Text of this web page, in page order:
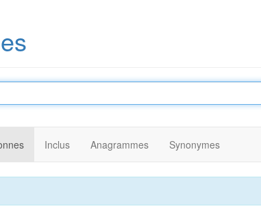
Inclus Anagrammes Synonymes